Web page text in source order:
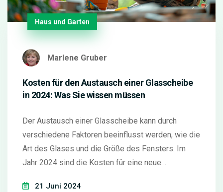
Haus und Garten
Marlene Gruber
Kosten für den Austausch einer Glasscheibe
in 2024: Was Sie wissen müssen
Der Austausch einer Glasscheibe kann durch
verschiedene Faktoren beeinflusst werden, wie die
Art des Glases und die Größe des Fensters. Im
Jahr 2024 sind die Kosten für eine neue
21 Juni 2024